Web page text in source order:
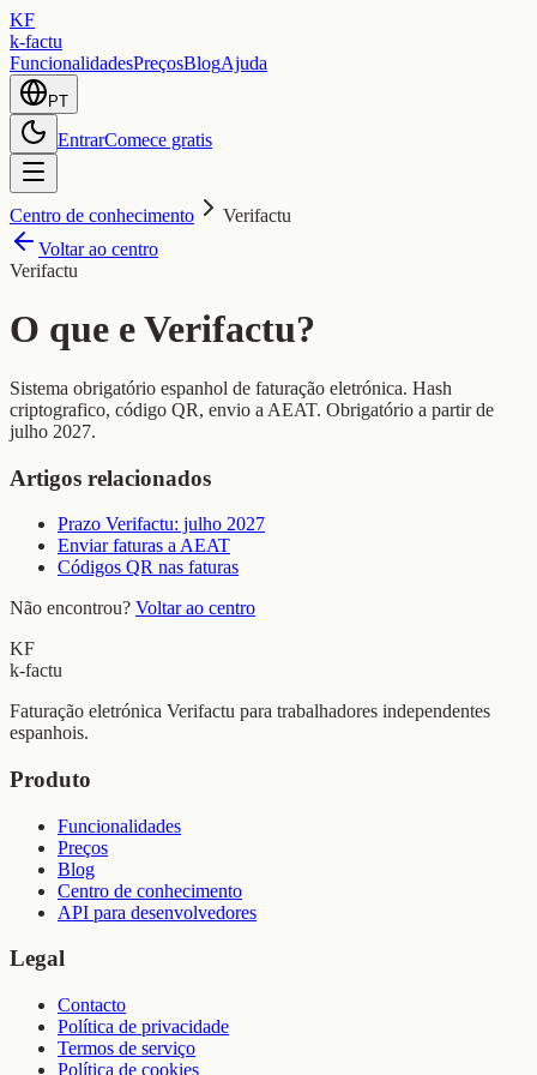
KF
k-factu
FuncionalidadesPreçosBlogAjuda
PT
EntrarComece gratis
Centro de conhecimento
Verifactu
Voltar ao centro
Verifactu
O que e Verifactu?
Sistema obrigatório espanhol de faturação eletrónica. Hash
criptografico, código QR, envio a AEAT. Obrigatório a partir de
julho 2027.
Artigos relacionados
Prazo Verifactu: julho 2027
Enviar faturas a AEAT
Códigos QR nas faturas
Não encontrou? Voltar ao centro
KF
k-factu
Faturação eletrónica Verifactu para trabalhadores independentes
espanhois.
Produto
Funcionalidades
Preços
Blog
Centro de conhecimento
API para desenvolvedores
Legal
Contacto
Política de privacidade
Termos de serviço
Política de cookies